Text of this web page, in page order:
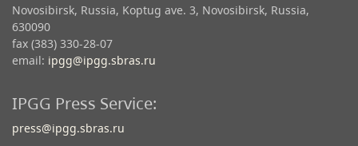
Novosibirsk, Russia, Koptug ave. 3, Novosibirsk, Russia,
630090
fax (383) 330-28-07
email: ipgg@ipgg.sbras.ru
IPGG Press Service:
press@ipgg.sbras.ru